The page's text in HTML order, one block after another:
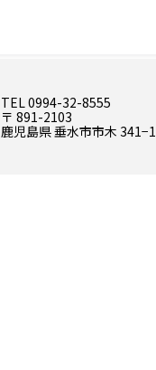
TEL 0994-32-8555
〒 891-2103
鹿児島県 垂水市市木 341−1